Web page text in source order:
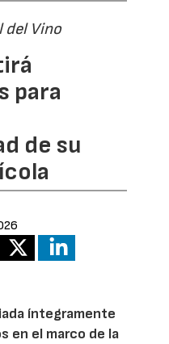
del Vino
para
de su
íntegramente
en el marco de la